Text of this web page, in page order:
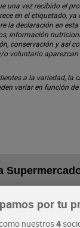
una vez recibido el
en el etiquetado, ya
la declaración en
información
conservación y así
voluntario aparezcan
a la variedad, la
variar en función
por tu
nuestros4